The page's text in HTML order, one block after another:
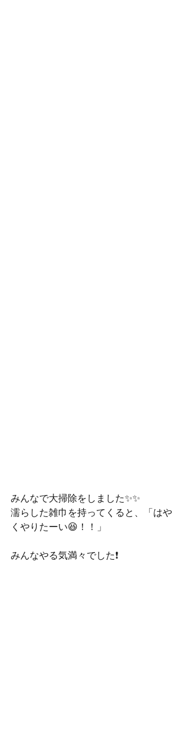
みんなで大掃除をしました✨✨
濡らした雑巾を持ってくると、「はや
くやりたーい😆！！」
みんなやる気満々でした❗